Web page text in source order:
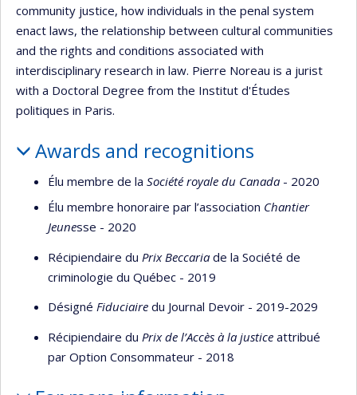
community justice, how individuals in the penal system
enact laws, the relationship between cultural communities
and the rights and conditions associated with
interdisciplinary research in law. Pierre Noreau is a jurist
with a Doctoral Degree from the Institut d'Études
politiques in Paris.
Awards and recognitions
Élu membre de la Société royale du Canada - 2020
Élu membre honoraire par l’association Chantier
Jeunesse - 2020
Récipiendaire du Prix Beccaria de la Société de
criminologie du Québec - 2019
Désigné Fiduciaire du Journal Devoir - 2019-2029
Récipiendaire du Prix de l’Accès à la justice attribué
par Option Consommateur - 2018